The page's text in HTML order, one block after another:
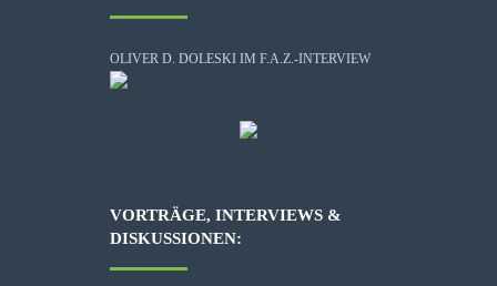
OLIVER D. DOLESKI IM F.A.Z.-INTERVIEW
VORTRÄGE, INTERVIEWS &
DISKUSSIONEN: